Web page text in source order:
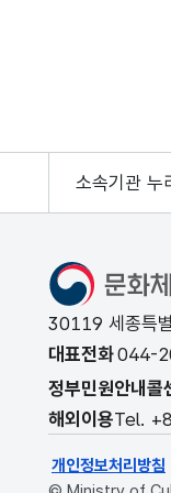
소속기관 누
문화체육관광부
30119 세종특
대표전화044-
정부민원안내콜
해외이용Tel.
개인정보처리방침